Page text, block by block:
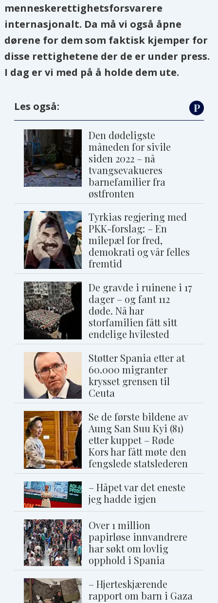
menneskerettighetsforsvarere
internasjonalt. Da må vi også åpne
dørene for dem som faktisk kjemper for
disse rettighetene der de er under press.
I dag er vi med på å holde dem ute.
Les også:
Den dødeligste
måneden for sivile
siden 2022 – nå
tvangsevakueres
barnefamilier fra
østfronten
Tyrkias regjering med
PKK-forslag: – En
milepæl for fred,
demokrati og vår felles
fremtid
De gravde i ruinene i 17
dager – og fant 112
døde. Nå har
storfamilien fått sitt
endelige hvilested
Støtter Spania etter at
60.000 migranter
krysset grensen til
Ceuta
Se de første bildene av
Aung San Suu Kyi (81)
etter kuppet – Røde
Kors har fått møte den
fengslede statslederen
– Håpet var det eneste
jeg hadde igjen
Over 1 million
papirløse innvandrere
har søkt om lovlig
opphold i Spania
– Hjerteskjærende
rapport om barn i Gaza